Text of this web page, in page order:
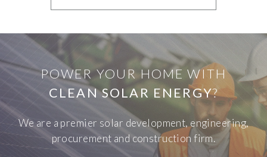
POWER YOUR HOME WITH
CLEAN SOLAR ENERGY?
We are a premier solar development, engineering,
procurement and construction firm.